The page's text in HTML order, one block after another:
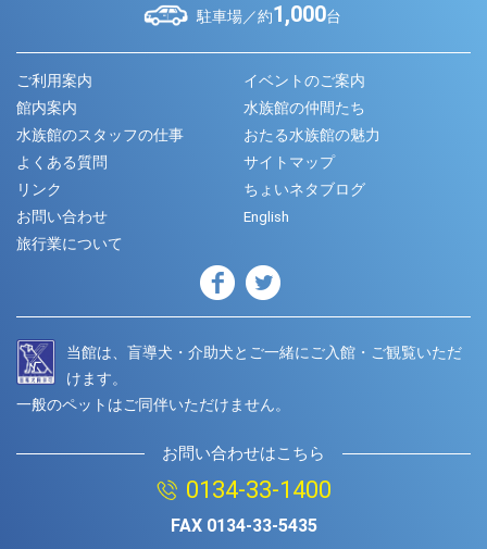
駐車場／約1,000台
ご利用案内
イベントのご案内
館内案内
水族館の仲間たち
水族館のスタッフの仕事
おたる水族館の魅力
よくある質問
サイトマップ
リンク
ちょいネタブログ
お問い合わせ
English
旅行業について
当館は、盲導犬・介助犬とご一緒にご入館・ご観覧いただ
けます。
一般のペットはご同伴いただけません。
お問い合わせはこちら
0134-33-1400
FAX 0134-33-5435